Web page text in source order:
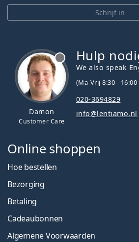
Schrijf in
Damon
Customer Care
Hulp
We also speak
(Ma-Vrij 8:30 -
020-3694829
info@lentiamo.nl
Online shoppen
Hoe bestellen
Bezorging
Betaling
Cadeaubonnen
Algemene Voorwaarden